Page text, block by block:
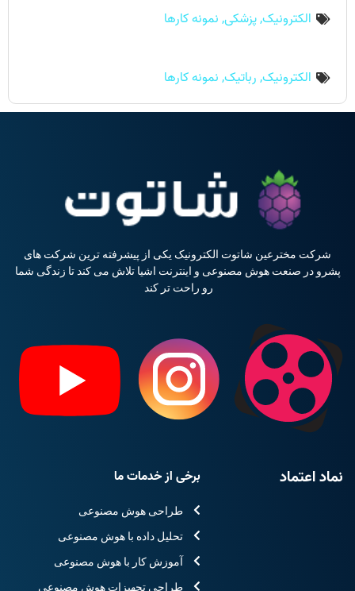
الکترونیک,پزشکی,نمونه کارها
الکترونیک,رباتیک,نمونه کارها
شرکت مخترعین شاتوت الکترونیک یکی از پیشرفته ترین شرکت های
پشرو در صنعت هوش مصنوعی و اینترنت اشیا تلاش می کند تا زندگی شما
رو راحت تر کند
نماد اعتماد برخی از خدمات ما
طراحی هوش مصنوعی
تحلیل داده با هوش مصنوعی
آموزش کار با هوش مصنوعی
طراحی تجهیزات هوش مصنوعی